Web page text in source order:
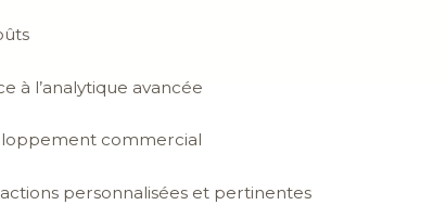
à l’analytique avancée
commercial
personnalisées et pertinentes